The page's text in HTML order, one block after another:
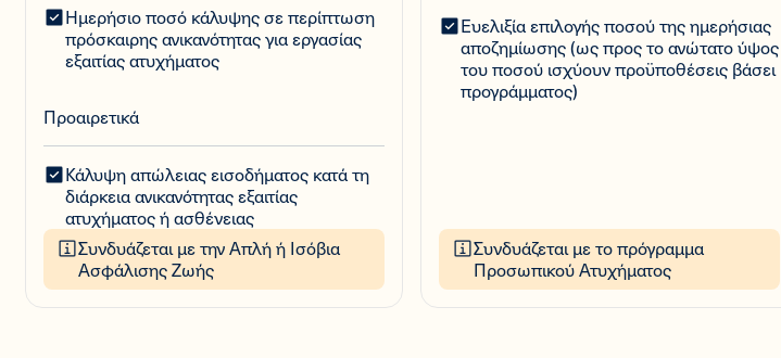
Ημερήσιο ποσό κάλυψης σε περίπτωση
πρόσκαιρης ανικανότητας για εργασίας
εξαιτίας ατυχήματος
Προαιρετικά
Κάλυψη απώλειας εισοδήματος κατά τη
διάρκεια ανικανότητας εξαιτίας
ατυχήματος ή ασθένειας
Συνδυάζεται με την Απλή ή Ισόβια
Ασφάλισης Ζωής
Ευελιξία επιλογής ποσού της ημερήσιας
αποζημίωσης (ως προς το ανώτατο ύψος
του ποσού ισχύουν προϋποθέσεις βάσει
προγράμματος)
Συνδυάζεται με το πρόγραμμα
Προσωπικού Ατυχήματος